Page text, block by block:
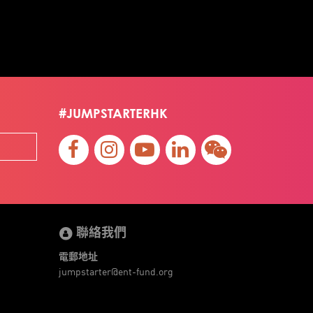
#JUMPSTARTERHK
聯絡我們
電郵地址
jumpstarter@ent-fund.org